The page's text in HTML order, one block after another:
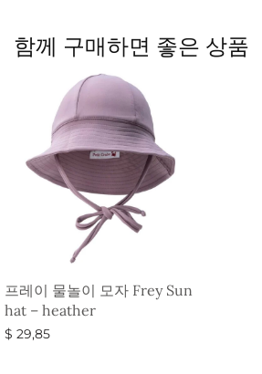
함께 구매하면 좋은 상품
프레이 물놀이 모자 Frey Sun
hat – heather
$ 29,85